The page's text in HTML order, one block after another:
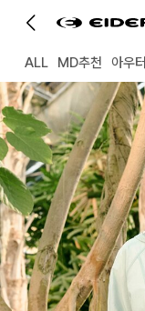
ALL MD추천 아우터